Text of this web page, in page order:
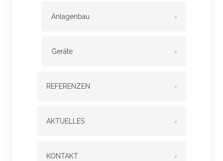
Anlagenbau
Geräte
REFERENZEN
AKTUELLES
KONTAKT